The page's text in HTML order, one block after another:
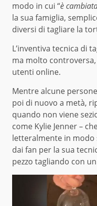
modo in cui “è
la sua famiglia,
diversi di tagliare la
L’inventiva tecnica di
ma molto
utenti online.
Mentre alcune
poi di nuovo a metà,
quando non viene
come Kylie Jenner –
letteralmente in modo
dai fan per la sua
pezzo tagliando con